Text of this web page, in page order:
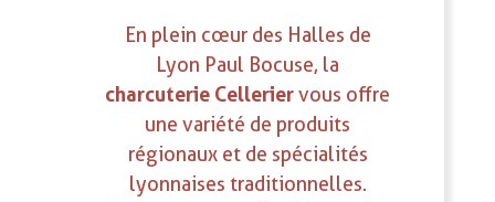
En plein cœur des Halles de
Lyon Paul Bocuse, la
charcuterie Celleriervous offre
une variété de produits
régionaux et de spécialités
lyonnaises traditionnelles.